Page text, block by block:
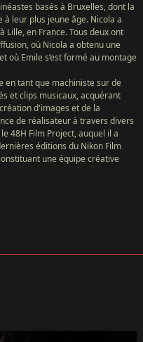
basés à Bruxelles, dont la
leur plus jeune âge. Nicola a
Lille, en France. Tous deux ont
où Nicola a obtenu une
où Emile s’est formé au montage
en tant que machiniste sur de
et clips musicaux, acquérant
d'images et de la
de réalisateur à travers divers
48H Film Project, auquel il a
éditions du Nikon Film
une équipe créative